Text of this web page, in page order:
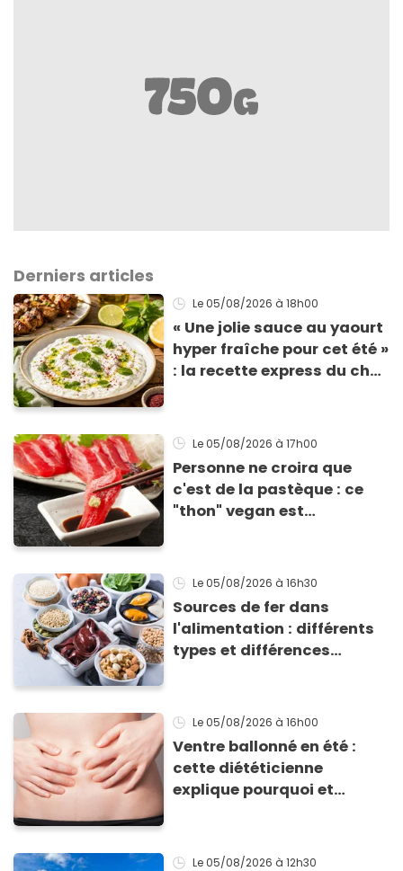
Derniers articles
Le 05/08/2026 à 18h00
« Une jolie sauce au yaourt
hyper fraîche pour cet été »
: la recette express du chef
grillades
Le 05/08/2026 à 17h00
Personne ne croira que
c'est de la pastèque : ce
"thon" vegan est
Le 05/08/2026 à 16h30
Sources de fer dans
l'alimentation : différents
types et différences
Le 05/08/2026 à 16h00
Ventre ballonné en été :
cette diététicienne
explique pourquoi et
Le 05/08/2026 à 12h30